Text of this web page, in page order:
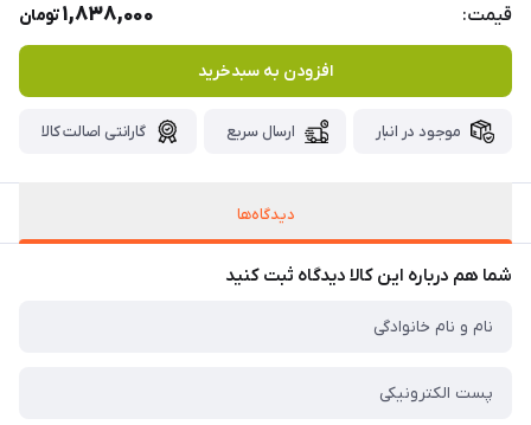
قیمت: 1,838,000تومان
افزودن به سبدخرید
موجود در انبار ارسال سریع گارانتی اصالت کالا
دیدگاه‌ها
شما هم درباره این کالا دیدگاه ثبت کنید